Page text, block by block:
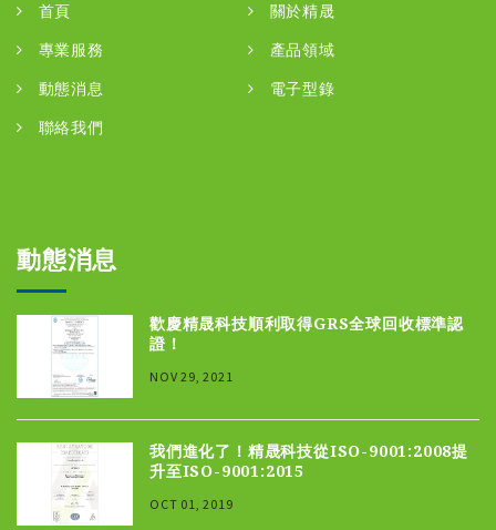
首頁
關於精晟
專業服務
產品領域
動態消息
電子型錄
聯絡我們
動態消息
歡慶精晟科技順利取得GRS全球回收標準認
證！
NOV 29, 2021
我們進化了！精晟科技從ISO-9001:2008提
升至ISO-9001:2015
OCT 01, 2019